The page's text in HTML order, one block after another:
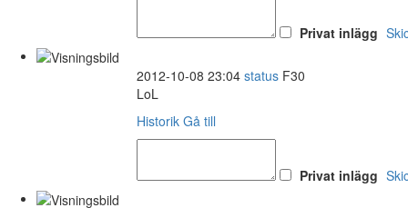
Privat inlägg
2012-10-08 23:04 status F30
LoL
Historik Gå till
Privat inlägg